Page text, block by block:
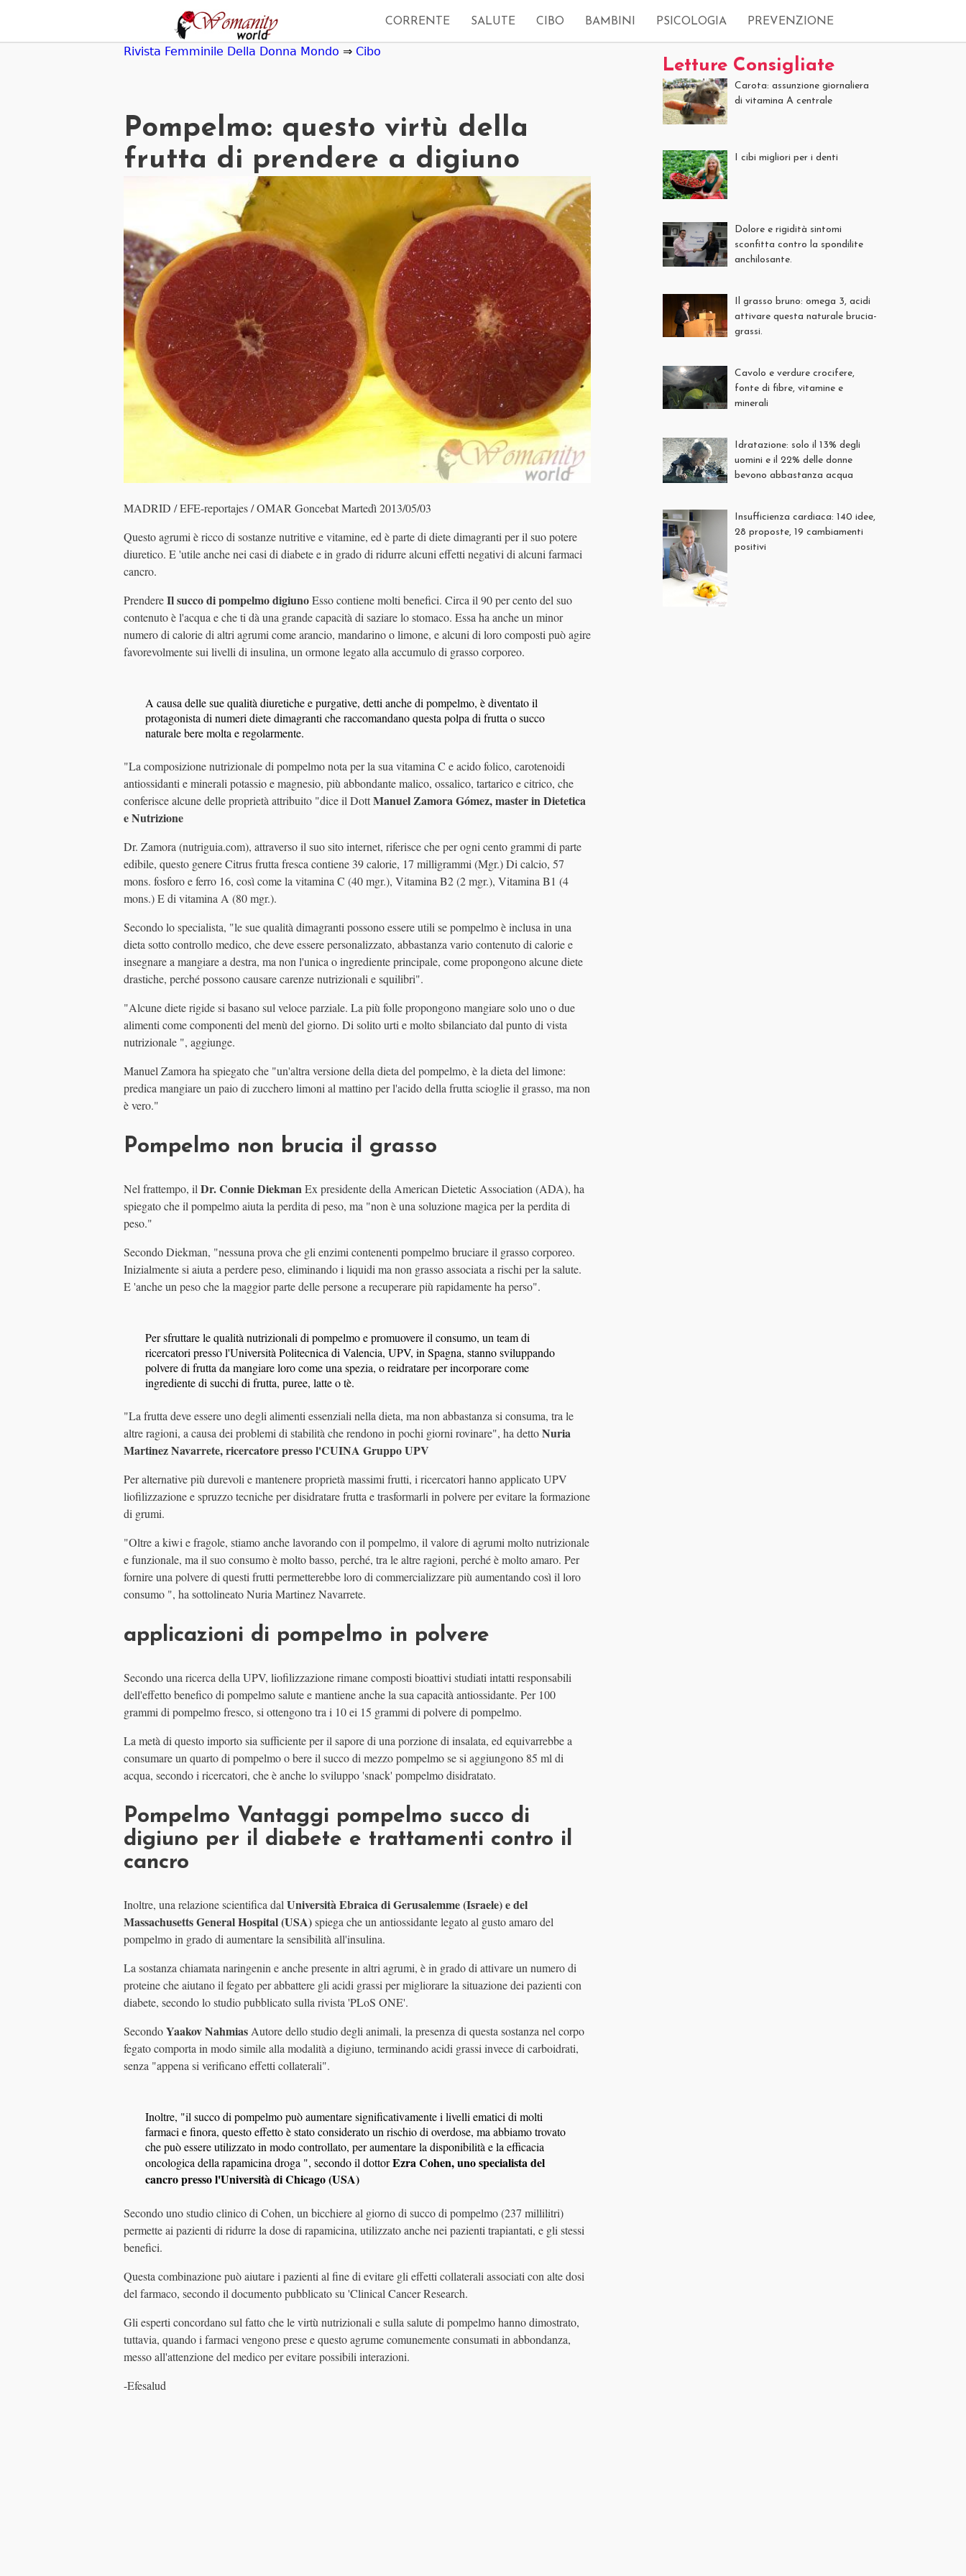
navigation
CORRENTE SALUTE CIBO BAMBINI PSICOLOGIA PREVENZIONE
Rivista Femminile Della Donna Mondo ⇒ Cibo
Pompelmo: questo virtù della
frutta di prendere a digiuno
MADRID / EFE-reportajes / OMAR Goncebat Martedì 2013/05/03
Questo agrumi è ricco di sostanze nutritive e vitamine, ed è parte di diete dimagranti per il suo potere
diuretico. E 'utile anche nei casi di diabete e in grado di ridurre alcuni effetti negativi di alcuni farmaci
cancro.
PrendereIl succo di pompelmo digiunoEsso contiene molti benefici. Circa il 90 per cento del suo
contenuto è l'acqua e che ti dà una grande capacità di saziare lo stomaco. Essa ha anche un minor
numero di calorie di altri agrumi come arancio, mandarino o limone, e alcuni di loro composti può agire
favorevolmente sui livelli di insulina, un ormone legato alla accumulo di grasso corporeo.
A causa delle sue qualità diuretiche e purgative, detti anche di pompelmo, è diventato il
protagonista di numeri diete dimagranti che raccomandano questa polpa di frutta o succo
naturale bere molta e regolarmente.
"La composizione nutrizionale di pompelmo nota per la sua vitamina C e acido folico, carotenoidi
antiossidanti e minerali potassio e magnesio, più abbondante malico, ossalico, tartarico e citrico, che
conferisce alcune delle proprietà attribuito "dice il DottManuel Zamora Gómez, master in Dietetica
e Nutrizione
Dr. Zamora (nutriguia.com), attraverso il suo sito internet, riferisce che per ogni cento grammi di parte
edibile, questo genere Citrus frutta fresca contiene 39 calorie, 17 milligrammi (Mgr.) Di calcio, 57
mons. fosforo e ferro 16, così come la vitamina C (40 mgr.), Vitamina B2 (2 mgr.), Vitamina B1 (4
mons.) E di vitamina A (80 mgr.).
Secondo lo specialista, "le sue qualità dimagranti possono essere utili se pompelmo è inclusa in una
dieta sotto controllo medico, che deve essere personalizzato, abbastanza vario contenuto di calorie e
insegnare a mangiare a destra, ma non l'unica o ingrediente principale, come propongono alcune diete
drastiche, perché possono causare carenze nutrizionali e squilibri".
"Alcune diete rigide si basano sul veloce parziale. La più folle propongono mangiare solo uno o due
alimenti come componenti del menù del giorno. Di solito urti e molto sbilanciato dal punto di vista
nutrizionale ", aggiunge.
Manuel Zamora ha spiegato che "un'altra versione della dieta del pompelmo, è la dieta del limone:
predica mangiare un paio di zucchero limoni al mattino per l'acido della frutta scioglie il grasso, ma non
è vero."
Pompelmo non brucia il grasso
Nel frattempo, il Dr. Connie DiekmanEx presidente della American Dietetic Association (ADA), ha
spiegato che il pompelmo aiuta la perdita di peso, ma "non è una soluzione magica per la perdita di
peso."
Secondo Diekman, "nessuna prova che gli enzimi contenenti pompelmo bruciare il grasso corporeo.
Inizialmente si aiuta a perdere peso, eliminando i liquidi ma non grasso associata a rischi per la salute.
E 'anche un peso che la maggior parte delle persone a recuperare più rapidamente ha perso".
Per sfruttare le qualità nutrizionali di pompelmo e promuovere il consumo, un team di
ricercatori presso l'Università Politecnica di Valencia, UPV, in Spagna, stanno sviluppando
polvere di frutta da mangiare loro come una spezia, o reidratare per incorporare come
ingrediente di succhi di frutta, puree, latte o tè.
"La frutta deve essere uno degli alimenti essenziali nella dieta, ma non abbastanza si consuma, tra le
altre ragioni, a causa dei problemi di stabilità che rendono in pochi giorni rovinare", ha dettoNuria
Martinez Navarrete, ricercatore presso l'CUINA Gruppo UPV
Per alternative più durevoli e mantenere proprietà massimi frutti, i ricercatori hanno applicato UPV
liofilizzazione e spruzzo tecniche per disidratare frutta e trasformarli in polvere per evitare la formazione
di grumi.
"Oltre a kiwi e fragole, stiamo anche lavorando con il pompelmo, il valore di agrumi molto nutrizionale
e funzionale, ma il suo consumo è molto basso, perché, tra le altre ragioni, perché è molto amaro. Per
fornire una polvere di questi frutti permetterebbe loro di commercializzare più aumentando così il loro
consumo ", ha sottolineato Nuria Martinez Navarrete.
applicazioni di pompelmo in polvere
Secondo una ricerca della UPV, liofilizzazione rimane composti bioattivi studiati intatti responsabili
dell'effetto benefico di pompelmo salute e mantiene anche la sua capacità antiossidante. Per 100
grammi di pompelmo fresco, si ottengono tra i 10 ei 15 grammi di polvere di pompelmo.
La metà di questo importo sia sufficiente per il sapore di una porzione di insalata, ed equivarrebbe a
consumare un quarto di pompelmo o bere il succo di mezzo pompelmo se si aggiungono 85 ml di
acqua, secondo i ricercatori, che è anche lo sviluppo 'snack' pompelmo disidratato.
Pompelmo Vantaggi pompelmo succo di
digiuno per il diabete e trattamenti contro il
cancro
Inoltre, una relazione scientifica dal Università Ebraica di Gerusalemme (Israele) e del
Massachusetts General Hospital (USA)spiega che un antiossidante legato al gusto amaro del
pompelmo in grado di aumentare la sensibilità all'insulina.
La sostanza chiamata naringenin e anche presente in altri agrumi, è in grado di attivare un numero di
proteine ​​che aiutano il fegato per abbattere gli acidi grassi per migliorare la situazione dei pazienti con
diabete, secondo lo studio pubblicato sulla rivista 'PLoS ONE'.
SecondoYaakov Nahmias Autore dello studio degli animali, la presenza di questa sostanza nel corpo
fegato comporta in modo simile alla modalità a digiuno, terminando acidi grassi invece di carboidrati,
senza "appena si verificano effetti collaterali".
Inoltre, "il succo di pompelmo può aumentare significativamente i livelli ematici di molti
farmaci e finora, questo effetto è stato considerato un rischio di overdose, ma abbiamo trovato
che può essere utilizzato in modo controllato, per aumentare la disponibilità e la efficacia
oncologica della rapamicina droga ", secondo il dottorEzra Cohen, uno specialista del
cancro presso l'Università di Chicago (USA)
Secondo uno studio clinico di Cohen, un bicchiere al giorno di succo di pompelmo (237 millilitri)
permette ai pazienti di ridurre la dose di rapamicina, utilizzato anche nei pazienti trapiantati, e gli stessi
benefici.
Questa combinazione può aiutare i pazienti al fine di evitare gli effetti collaterali associati con alte dosi
del farmaco, secondo il documento pubblicato su 'Clinical Cancer Research.
Gli esperti concordano sul fatto che le virtù nutrizionali e sulla salute di pompelmo hanno dimostrato,
tuttavia, quando i farmaci vengono prese e questo agrume comunemente consumati in abbondanza,
messo all'attenzione del medico per evitare possibili interazioni.
-Efesalud
Letture Consigliate
Carota: assunzione giornaliera
di vitamina A centrale
I cibi migliori per i denti
Dolore e rigidità sintomi
sconfitta contro la spondilite
anchilosante.
Il grasso bruno: omega 3, acidi
attivare questa naturale brucia-
grassi.
Cavolo e verdure crocifere,
fonte di fibre, vitamine e
minerali
Idratazione: solo il 13% degli
uomini e il 22% delle donne
bevono abbastanza acqua
Insufficienza cardiaca: 140 idee,
28 proposte, 19 cambiamenti
positivi